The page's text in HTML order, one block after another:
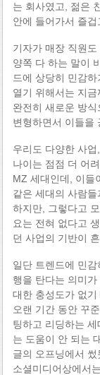
는 회사였고, 젊은
안에 들어가서 즐
기자가 매장 직원
양쪽 다 하는 말이
드에 상당히 민감
열기 위해서는 지
완전히 새로운 방
변형하면서 이들을
우리도 다양한 사
나이는 점점 더 어
MZ 세대인데, 이들
같은 세대의 사람
하지만, 그렇다고
요는 전혀 없다고
던 사업의 기반이
일단 트렌드에 민
행을 탄다는 의미
대한 충성도가 없
오랜 기간 동안 꾸
팅하고 리딩하는
는 도움이 안 되는
글의 오프닝에서
소셜미디어상에서